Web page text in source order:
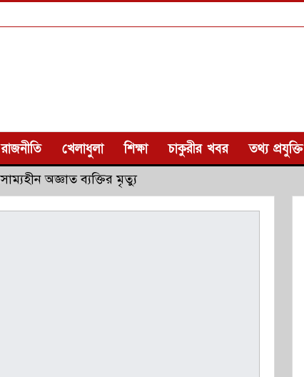
রাজনীতি খেলাধুলা শিক্ষা চাকুরীর খবর তথ্য প্রযুক্তি
অজ্ঞাত ব্যক্তির মৃত্যু